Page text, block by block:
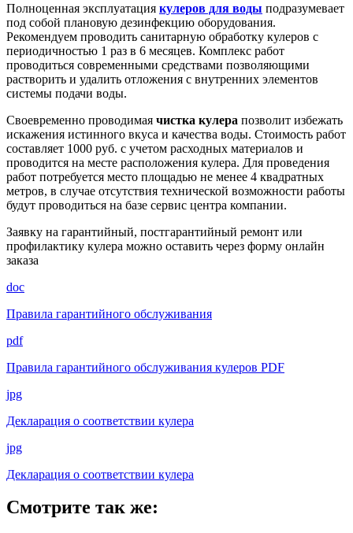
Полноценная эксплуатация кулеров для воды подразумевает
под собой плановую дезинфекцию оборудования.
Рекомендуем проводить санитарную обработку кулеров с
периодичностью 1 раз в 6 месяцев. Комплекс работ
проводиться современными средствами позволяющими
растворить и удалить отложения с внутренних элементов
системы подачи воды.
Своевременно проводимая чистка кулера позволит избежать
искажения истинного вкуса и качества воды. Стоимость работ
составляет 1000 руб. с учетом расходных материалов и
проводится на месте расположения кулера. Для проведения
работ потребуется место площадью не менее 4 квадратных
метров, в случае отсутствия технической возможности работы
будут проводиться на базе сервис центра компании.
Заявку на гарантийный, постгарантийный ремонт или
профилактику кулера можно оставить через форму онлайн
заказа
doc
Правила гарантийного обслуживания
pdf
Правила гарантийного обслуживания кулеров PDF
jpg
Декларация о соответствии кулера
jpg
Декларация о соответствии кулера
Смотрите так же: